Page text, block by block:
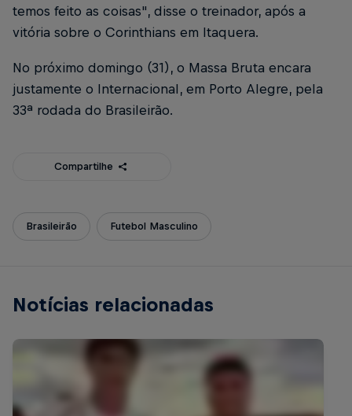
temos feito as coisas", disse o treinador, após a
vitória sobre o Corinthians em Itaquera.
No próximo domingo (31), o Massa Bruta encara
justamente o Internacional, em Porto Alegre, pela
33ª rodada do Brasileirão.
Compartilhe
Brasileirão Futebol Masculino
Notícias relacionadas